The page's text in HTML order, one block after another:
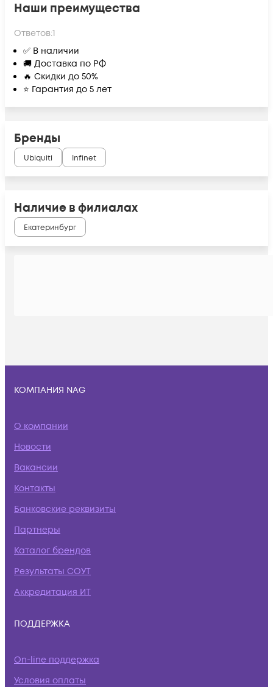
Наши преимущества
Ответов:1
✅ В наличии
🚚 Доставка по РФ
🔥 Скидки до 50%
⭐ Гарантия до 5 лет
Бренды
Ubiquiti Infinet
Наличие в филиалах
Екатеринбург
КОМПАНИЯ NAG
О компании
Новости
Вакансии
Контакты
Банковские реквизиты
Партнеры
Каталог брендов
Результаты СОУТ
Аккредитация ИТ
ПОДДЕРЖКА
On-line поддержка
Условия оплаты